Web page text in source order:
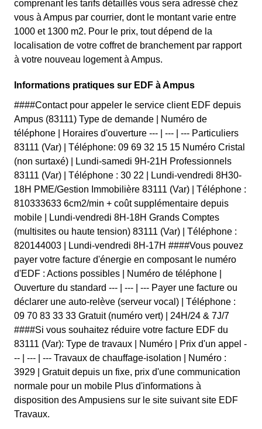
comprenant les tarifs détaillés vous sera adressé chez
vous à Ampus par courrier, dont le montant varie entre
1000 et 1300 m2. Pour le prix, tout dépend de la
localisation de votre coffret de branchement par rapport
à votre nouveau logement à Ampus.
Informations pratiques sur EDF à Ampus
####Contact pour appeler le service client EDF depuis
Ampus (83111) Type de demande | Numéro de
téléphone | Horaires d'ouverture --- | --- | --- Particuliers
83111 (Var) | Téléphone: 09 69 32 15 15 Numéro Cristal
(non surtaxé) | Lundi-samedi 9H-21H Professionnels
83111 (Var) | Téléphone : 30 22 | Lundi-vendredi 8H30-
18H PME/Gestion Immobilière 83111 (Var) | Téléphone :
810333633 6cm2/min + coût supplémentaire depuis
mobile | Lundi-vendredi 8H-18H Grands Comptes
(multisites ou haute tension) 83111 (Var) | Téléphone :
820144003 | Lundi-vendredi 8H-17H ####Vous pouvez
payer votre facture d'énergie en composant le numéro
d'EDF : Actions possibles | Numéro de téléphone |
Ouverture du standard --- | --- | --- Payer une facture ou
déclarer une auto-relève (serveur vocal) | Téléphone :
09 70 83 33 33 Gratuit (numéro vert) | 24H/24 & 7J/7
####Si vous souhaitez réduire votre facture EDF du
83111 (Var): Type de travaux | Numéro | Prix d'un appel -
-- | --- | --- Travaux de chauffage-isolation | Numéro :
3929 | Gratuit depuis un fixe, prix d'une communication
normale pour un mobile Plus d'informations à
disposition des Ampusiens sur le site suivant site EDF
Travaux.